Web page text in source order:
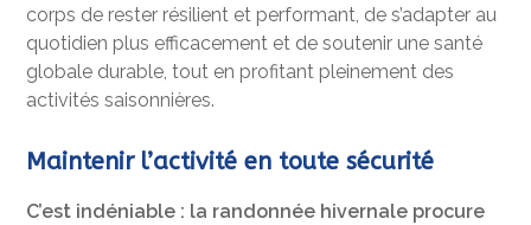
corps de rester résilient et performant, de s’adapter au
quotidien plus efficacement et de soutenir une santé
globale durable, tout en profitant pleinement des
activités saisonnières.
Maintenir l’activité en toute sécurité
C’est indéniable : la randonnée hivernale procure